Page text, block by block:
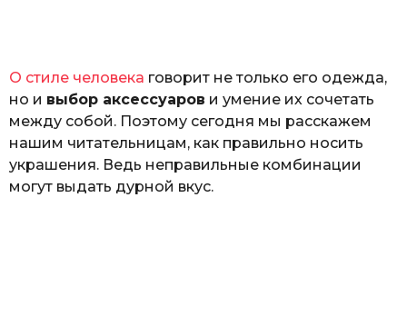
О стиле человека говорит не только его одежда,
но и выбор аксессуаров и умение их сочетать
между собой. Поэтому сегодня мы расскажем
нашим читательницам, как правильно носить
украшения. Ведь неправильные комбинации
могут выдать дурной вкус.